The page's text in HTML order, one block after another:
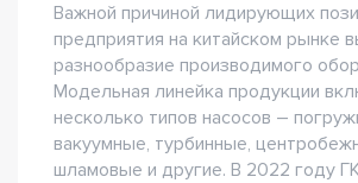
Важной причиной лидирующих
предприятия на китайском рынке
разнообразие производимого
Модельная линейка продукции
несколько типов насосов –
вакуумные, турбинные,
шламовые и другие. В 2022 году